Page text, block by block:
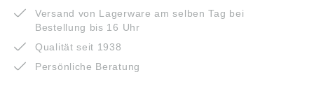
Versand von Lagerware am selben Tag bei
Bestellung bis 16 Uhr
Qualität seit 1938
Persönliche Beratung